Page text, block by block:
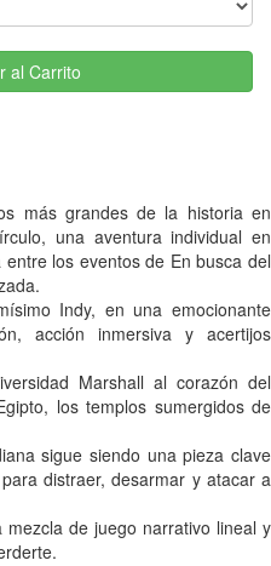
al Carrito
más grandes de la historia en
una aventura individual en
los eventos de En busca del
Indy, en una emocionante
acción inmersiva y acertijos
Marshall al corazón del
los templos sumergidos de
sigue siendo una pieza clave
distraer, desarmar y atacar a
de juego narrativo lineal y